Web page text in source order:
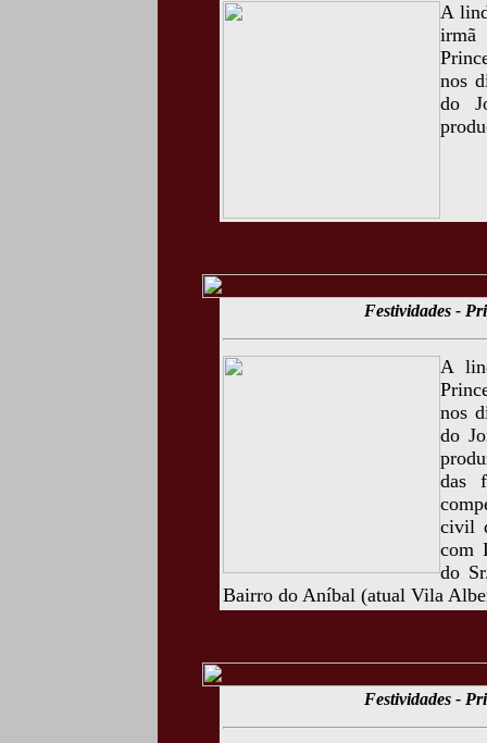
A
irmã
nos
do
Festividades -
A
nos
do
das
civil
com
do
Bairro do Aníbal (atual Vila
Festividades -